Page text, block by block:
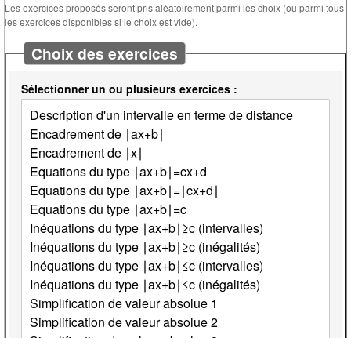
Les exercices proposés seront pris aléatoirement parmi les choix (ou parmi tous
les exercices disponibles si le choix est vide).
Choix des exercices
Sélectionner un ou plusieurs exercices :